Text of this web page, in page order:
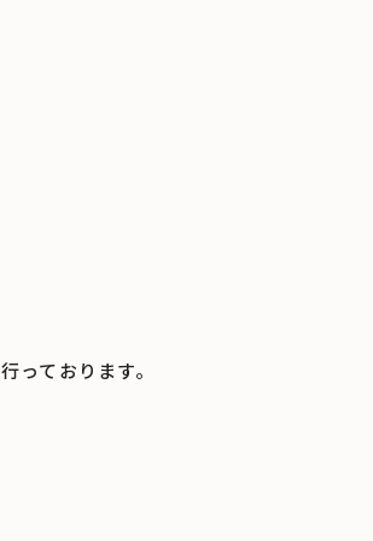
っております。